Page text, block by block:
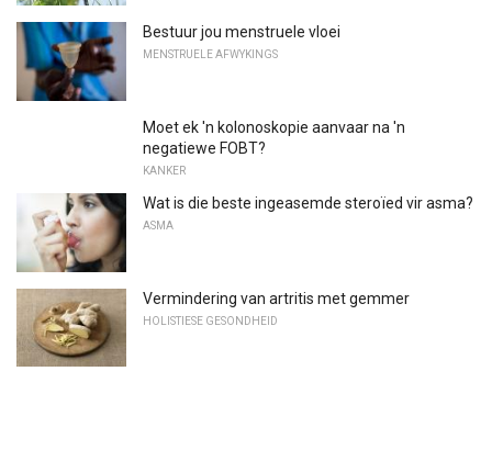
Bestuur jou menstruele vloei
MENSTRUELE AFWYKINGS
Moet ek 'n kolonoskopie aanvaar na 'n
negatiewe FOBT?
KANKER
Wat is die beste ingeasemde steroïed vir asma?
ASMA
Vermindering van artritis met gemmer
HOLISTIESE GESONDHEID